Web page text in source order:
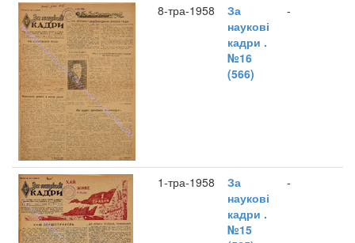
8-тра-1958
За
наукові
кадри .
№16
(566)
-
1-тра-1958
За
наукові
кадри .
№15
-